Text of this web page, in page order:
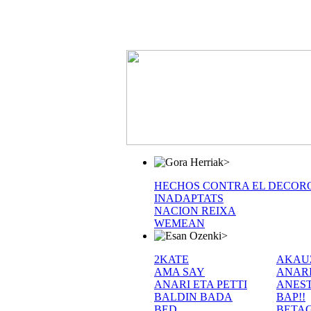
>
HECHOS CONTRA EL
INADAPTATS
NACION REIXA
WEMEAN
>
2KATE
AMA SAY
ANARI ETA PETTI
BALDIN BADA
BAP!!